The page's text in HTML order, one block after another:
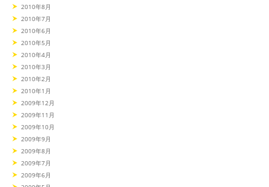
2010年8月
2010年7月
2010年6月
2010年5月
2010年4月
2010年3月
2010年2月
2010年1月
2009年12月
2009年11月
2009年10月
2009年9月
2009年8月
2009年7月
2009年6月